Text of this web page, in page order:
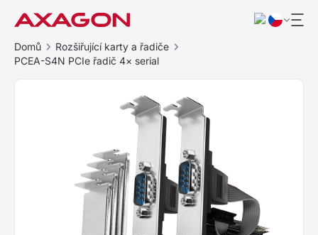
Domů
Rozšiřující karty a řadiče
PCEA-S4N PCIe řadič 4× serial